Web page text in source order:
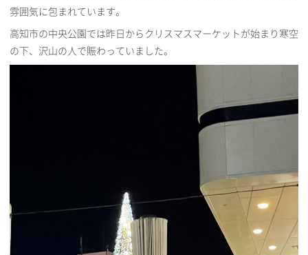
雰囲気に包まれています。
高知市の中央公園では昨日からクリスマスマーケットが始まり寒空
の下、沢山の人で賑わっていました。